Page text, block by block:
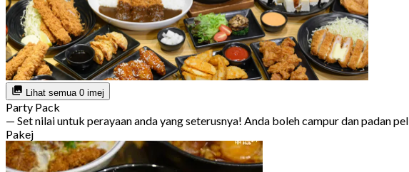
Lihat semua 0 imej
Party Pack
— Set nilai untuk perayaan anda yang seterusnya! Anda boleh campur dan padan
Pakej